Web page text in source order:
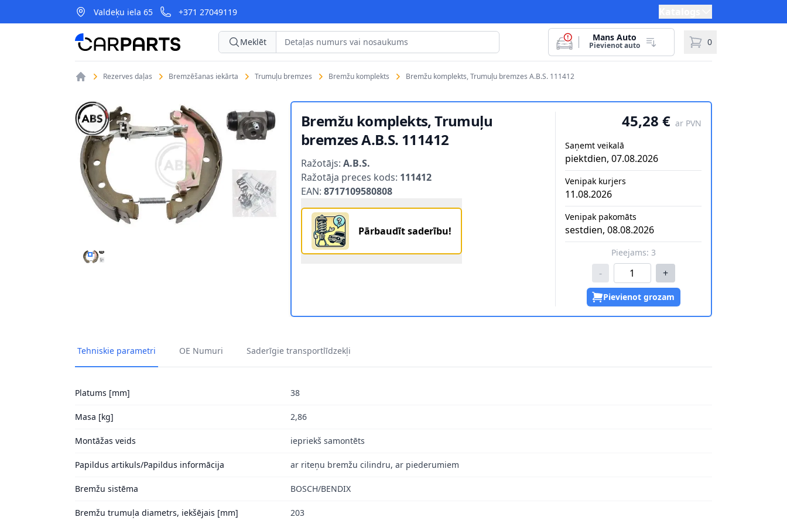
Valdeķu iela 65 +371 27049119
CarParts Meklēt Mans Auto
Pievienot auto 0
Rezerves daļas Bremzēšanas iekārta Trumuļu bremzes Bremžu komplekts Bremžu komplekts, Trumuļu bremzes A.B.S. 111412
BREMŽU KOMPLEKTS, TRUMUĻU BREMZES A.B.S. 111412 1
Bremžu komplekts, Trumuļu
bremzes A.B.S. 111412
Ražotājs: A.B.S.
Ražotāja preces kods: 111412
EAN: 8717109580808
Pārbaudīt saderību!
45,28 € ar PVN
Saņemt veikalā
piektdien, 07.08.2026
Venipak kurjers
11.08.2026
Venipak pakomāts
sestdien, 08.08.2026
Pieejams: 3
- +
Pievienot grozam
Tehniskie parametri OE Numuri Saderīgie transportlīdzekļi
Platums [mm] 38
Masa [kg] 2,86
Montāžas veids iepriekš samontēts
Papildus artikuls/Papildus informācija ar riteņu bremžu cilindru, ar piederumiem
Bremžu sistēma BOSCH/BENDIX
Bremžu trumuļa diametrs, iekšējais [mm] 203